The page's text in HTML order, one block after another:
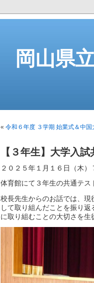
岡山県
« 令和６年度 ３学期 始業式＆中
【３年生】大学入
２０２５年１月１６日（木）
体育館にて３年生の共通テ
校長先生からのお話では、
して取り組んだことを振り
に取り組むことの大切さを